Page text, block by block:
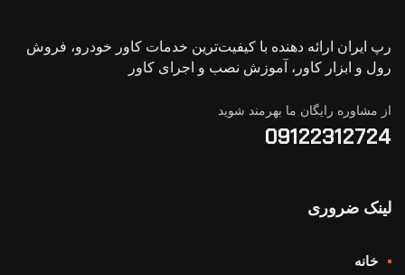
رپ ایران ارائه دهنده با کیفیت‌ترین خدمات کاور خودرو، فروش
رول و ابزار کاور، آموزش نصب و اجرای کاور
از مشاوره رایگان ما بهرمند شوید
09122312724
لینک ضروری
خانه